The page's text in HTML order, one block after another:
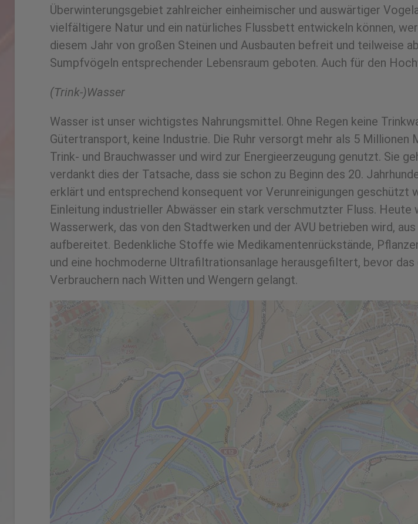
Überwinterungsgebiet zahlreicher einheimischer und auswärtiger
vielfältigere Natur und ein natürliches Flussbett entwickeln können,
diesem Jahr von großen Steinen und Ausbauten befreit und teilweise
Sumpfvögeln entsprechender Lebensraum geboten. Auch für den
(Trink-)Wasser
Wasser ist unser wichtigstes Nahrungsmittel. Ohne Regen keine
Gütertransport, keine Industrie. Die Ruhr versorgt mehr als 5
Trink- und Brauchwasser und wird zur Energieerzeugung genutzt. Sie
verdankt dies der Tatsache, dass sie schon zu Beginn des 20.
erklärt und entsprechend konsequent vor Verunreinigungen geschützt
Einleitung industrieller Abwässer ein stark verschmutzter Fluss.
Wasserwerk, das von den Stadtwerken und der AVU betrieben wird,
aufbereitet. Bedenkliche Stoffe wie Medikamentenrückstände,
und eine hochmoderne Ultrafiltrationsanlage herausgefiltert, bevor
Verbrauchern nach Witten und Wengern gelangt.